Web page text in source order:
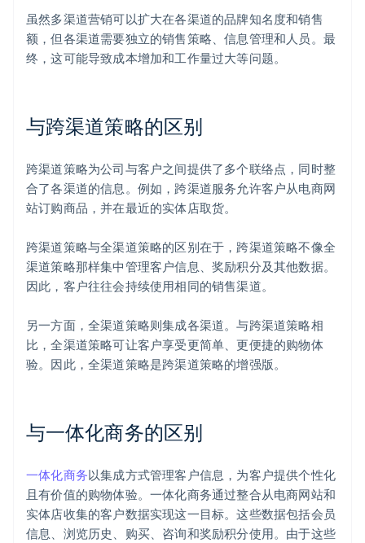
虽然多渠道营销可以扩大在各渠道的品牌知名度和销售
额，但各渠道需要独立的销售策略、信息管理和人员。最
终，这可能导致成本增加和工作量过大等问题。
与跨渠道策略的区别
跨渠道策略为公司与客户之间提供了多个联络点，同时整
合了各渠道的信息。例如，跨渠道服务允许客户从电商网
站订购商品，并在最近的实体店取货。
跨渠道策略与全渠道策略的区别在于，跨渠道策略不像全
渠道策略那样集中管理客户信息、奖励积分及其他数据。
因此，客户往往会持续使用相同的销售渠道。
另一方面，全渠道策略则集成各渠道。与跨渠道策略相
比，全渠道策略可让客户享受更简单、更便捷的购物体
验。因此，全渠道策略是跨渠道策略的增强版。
与一体化商务的区别
一体化商务以集成方式管理客户信息，为客户提供个性化
且有价值的购物体验。一体化商务通过整合从电商网站和
实体店收集的客户数据实现这一目标。这些数据包括会员
信息、浏览历史、购买、咨询和奖励积分使用。由于这些